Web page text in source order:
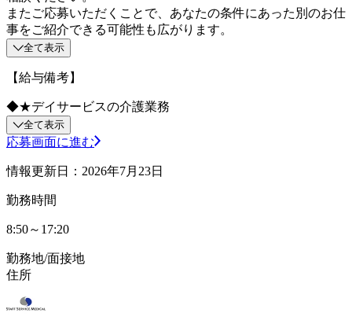
またご応募いただくことで、あなたの条件にあった別のお仕
事をご紹介できる可能性も広がります。
全て表示
【給与備考】
◆★デイサービスの介護業務
全て表示
応募画面に進む
情報更新日：2026年7月23日
勤務時間
8:50～17:20
勤務地/面接地
住所